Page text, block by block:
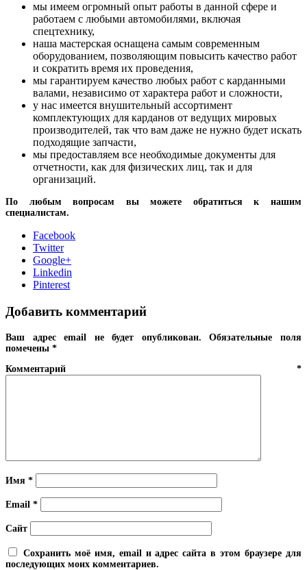
мы имеем огромный опыт работы в данной сфере и
работаем с любыми автомобилями, включая
спецтехнику,
наша мастерская оснащена самым современным
оборудованием, позволяющим повысить качество работ
и сократить время их проведения,
мы гарантируем качество любых работ с карданными
валами, независимо от характера работ и сложности,
у нас имеется внушительный ассортимент
комплектующих для карданов от ведущих мировых
производителей, так что вам даже не нужно будет искать
подходящие запчасти,
мы предоставляем все необходимые документы для
отчетности, как для физических лиц, так и для
организаций.
По любым вопросам вы можете обратиться к нашим
специалистам.
Facebook
Twitter
Google+
Linkedin
Pinterest
Добавить комментарий
Ваш адрес email не будет опубликован.
Обязательные поля
помечены *
Комментарий *
Имя *
Email *
Сайт
Сохранить моё имя, email и адрес сайта в этом браузере для
последующих моих комментариев.